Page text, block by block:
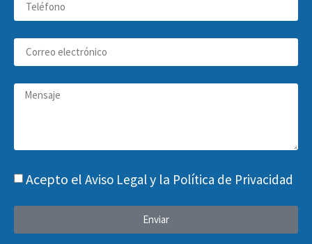
Acepto el Aviso Legaly la Política de Privacidad
Enviar